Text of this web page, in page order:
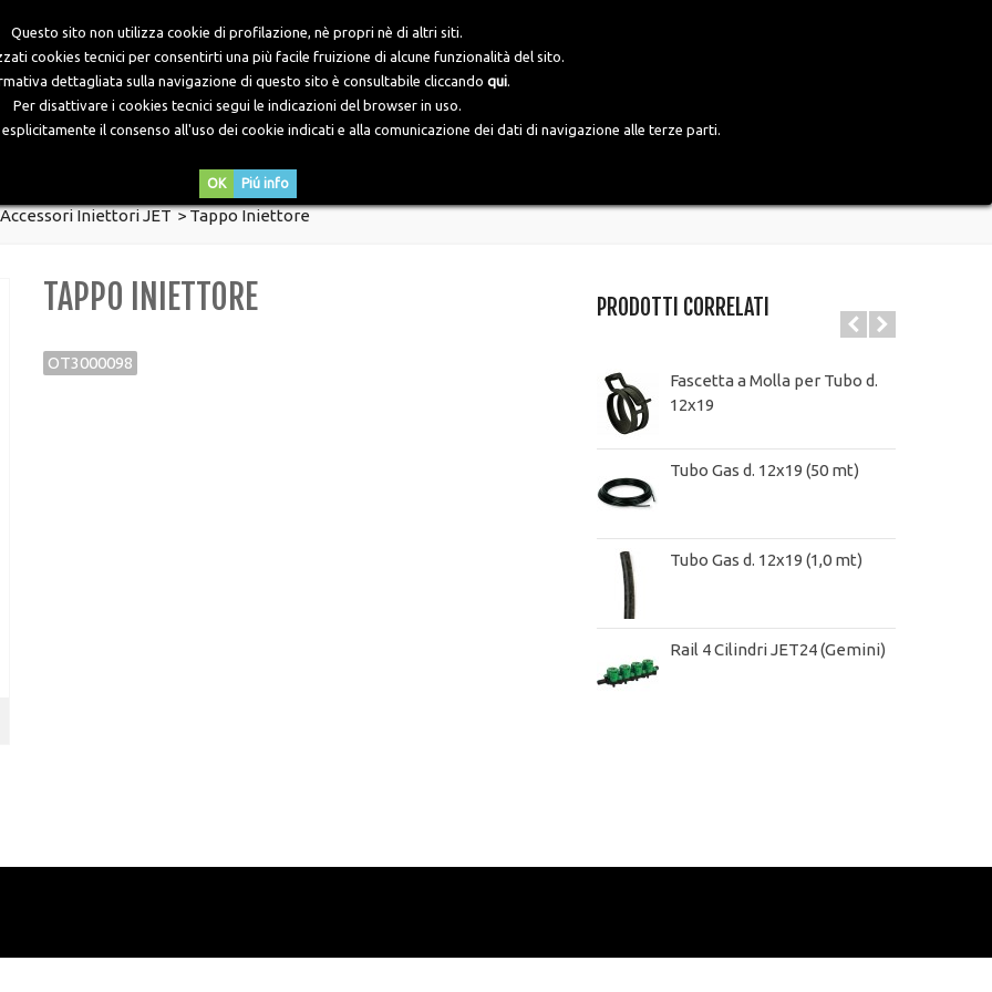
Questo sito non utilizza cookie di profilazione, nè propri nè di altri siti.
cookies tecnici per consentirti una più facile fruizione di alcune funzionalità del sito.
dettagliata sulla navigazione di questo sito è consultabile cliccando qui.
Per disattivare i cookies tecnici segui le indicazioni del browser in uso.
il consenso all'uso dei cookie indicati e alla comunicazione dei dati di navigazione alle terze parti.
OK Piú info
Accessori Iniettori JET >Tappo Iniettore
TAPPO INIETTORE
OT3000098
PRODOTTI CORRELATI
Fascetta a Molla per Tubo d.
12x19
Tubo Gas d. 12x19 (50 mt)
Tubo Gas d. 12x19 (1,0 mt)
Rail 4 Cilindri JET24 (Gemini)